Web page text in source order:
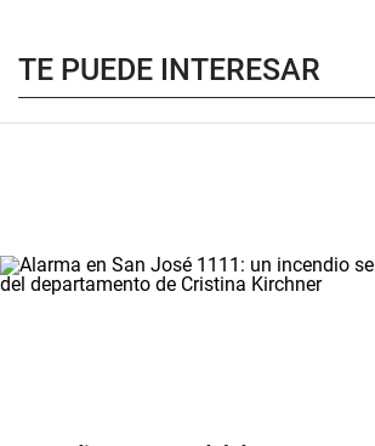
TE PUEDE INTERESAR